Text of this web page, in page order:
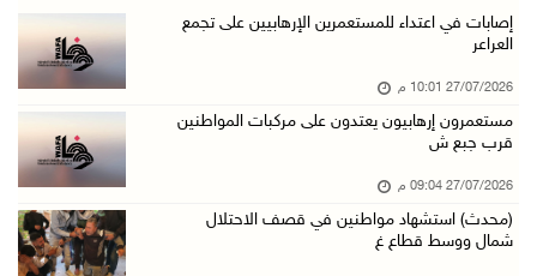
إصابات في اعتداء للمستعمرين الإرهابيين على تجمع
العراعر
27/07/2026 10:01 م
مستعمرون إرهابيون يعتدون على مركبات المواطنين
قرب جبع ش
27/07/2026 09:04 م
(محدث) استشهاد مواطنين في قصف الاحتلال
شمال ووسط قطاع غ